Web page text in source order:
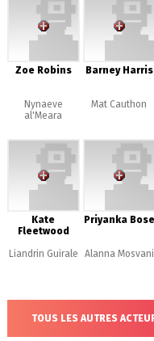
Zoe Robins
Nynaeve
al'Meara
Barney Harris
Mat Cauthon
Kate
Fleetwood
Liandrin Guirale
Priyanka Bose
Alanna Mosvani
TOUS LES AUTRES